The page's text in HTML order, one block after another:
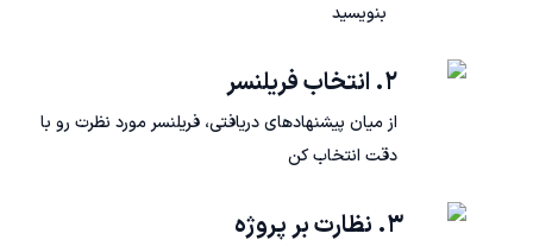
بنویسید
۲. انتخاب فریلنسر
از میان پیشنهادهای دریافتی، فریلنسر مورد نظرت رو با
دقت انتخاب کن
۳. نظارت بر پروژه